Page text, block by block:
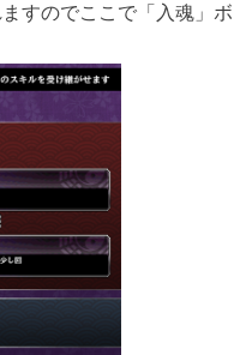
すのでここで「入魂」ボ